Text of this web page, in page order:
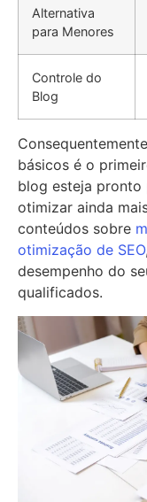
Alternativa
para Menores
Controle do
Blog
básicos é o
blog esteja pronto
otimizar ainda
conteúdos sobre
otimização de SEO
desempenho do
qualificados.